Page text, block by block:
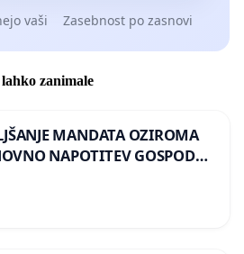
vaši Zasebnost po zasnovi
zanimale
MANDATA OZIROMA
NAPOTITEV GOSPODA
NA VELEPOSLANIŠTVO
V MOSKVI